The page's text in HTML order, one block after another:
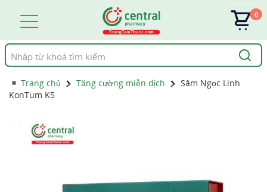
Tìm
kiếm
0
Trang chủ Tăng cường miễn dịch
Sâm Ngọc Linh
KonTum K5